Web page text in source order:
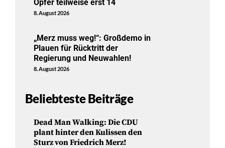
Opfer teilweise erst 14
8. August 2026
„Merz muss weg!“: Großdemo in
Plauen für Rücktritt der
Regierung und Neuwahlen!
8. August 2026
Beliebteste Beiträge
Dead Man Walking: Die CDU
plant hinter den Kulissen den
Sturz von Friedrich Merz!